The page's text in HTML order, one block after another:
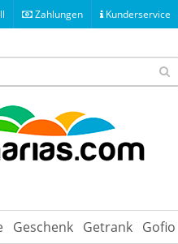
Zahlungen Kunderservice
Geschenk Getrank Gofio